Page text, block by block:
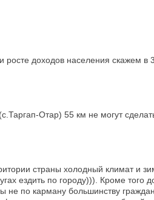
доходов населения скажем
Отар) 55 км не могут
страны холодный климат и
ездить по городу))). Кроме
по карману большинству